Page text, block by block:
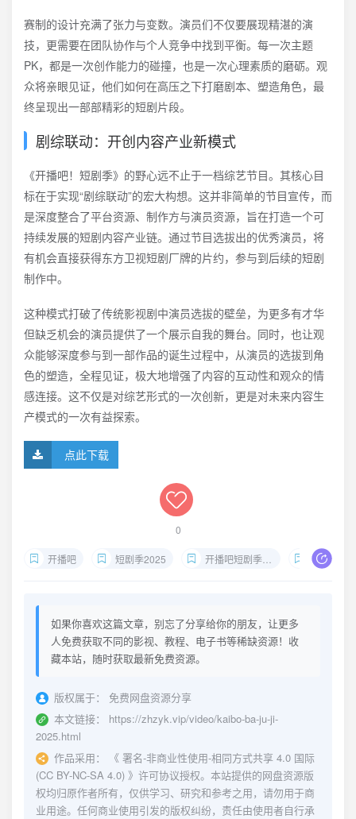
赛制的设计充满了张力与变数。演员们不仅要展现精湛的演
技，更需要在团队协作与个人竞争中找到平衡。每一次主题
PK，都是一次创作能力的碰撞，也是一次心理素质的磨砺。观
众将亲眼见证，他们如何在高压之下打磨剧本、塑造角色，最
终呈现出一部部精彩的短剧片段。
剧综联动：开创内容产业新模式
《开播吧！短剧季》的野心远不止于一档综艺节目。其核心目
标在于实现“剧综联动”的宏大构想。这并非简单的节目宣传，而
是深度整合了平台资源、制作方与演员资源，旨在打造一个可
持续发展的短剧内容产业链。通过节目选拔出的优秀演员，将
有机会直接获得东方卫视短剧厂牌的片约，参与到后续的短剧
制作中。
这种模式打破了传统影视剧中演员选拔的壁垒，为更多有才华
但缺乏机会的演员提供了一个展示自我的舞台。同时，也让观
众能够深度参与到一部作品的诞生过程中，从演员的选拔到角
色的塑造，全程见证，极大地增强了内容的互动性和观众的情
感连接。这不仅是对综艺形式的一次创新，更是对未来内容生
产模式的一次有益探索。
点此下载
0
开播吧 短剧季2025 开播吧短剧季下载 东方卫视
如果你喜欢这篇文章，别忘了分享给你的朋友，让更多
人免费获取不同的影视、教程、电子书等稀缺资源！收
藏本站，随时获取最新免费资源。
版权属于：
免费网盘资源分享
本文链接：
https://zhzyk.vip/video/kaibo-ba-ju-ji-
2025.html
作品采用：
《 署名-非商业性使用-相同方式共享 4.0 国际
(CC BY-NC-SA 4.0) 》许可协议授权。本站提供的网盘资源版
权均归原作者所有，仅供学习、研究和参考之用，请勿用于商
业用途。任何商业使用引发的版权纠纷，责任由使用者自行承